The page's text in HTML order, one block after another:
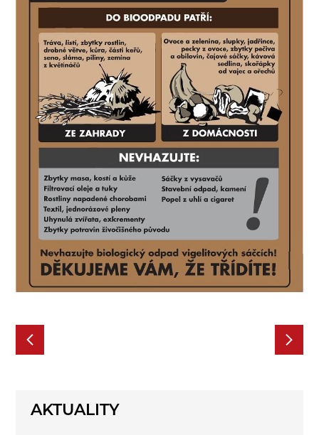
AKTUALITY